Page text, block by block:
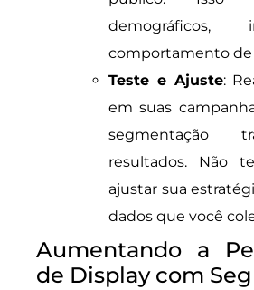
demográficos,
comportamento de
Teste e Ajuste:
em suas
segmentação
resultados. Não
ajustar sua
dados que você
Aumentando a
de Display com